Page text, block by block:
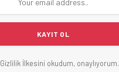
Gizlilik İlkesini okudum, onaylıyorum.